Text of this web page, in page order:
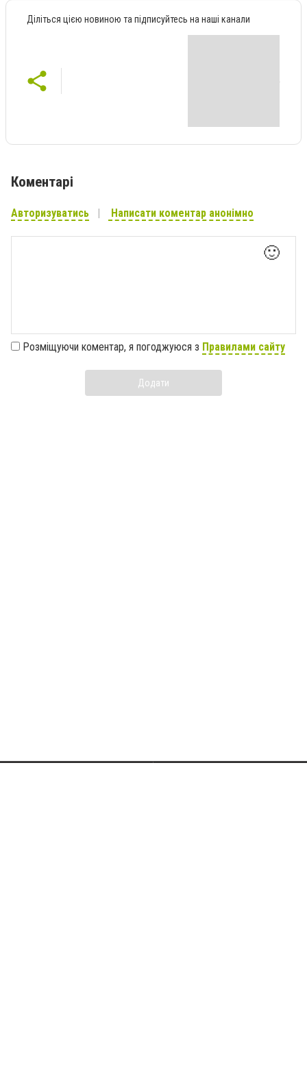
Діліться цією новиною та підписуйтесь на наші канали
Коментарі
Авторизуватись Написати коментар анонімно
🙂
Розміщуючи коментар, я погоджуюся з Правилами сайту
Додати